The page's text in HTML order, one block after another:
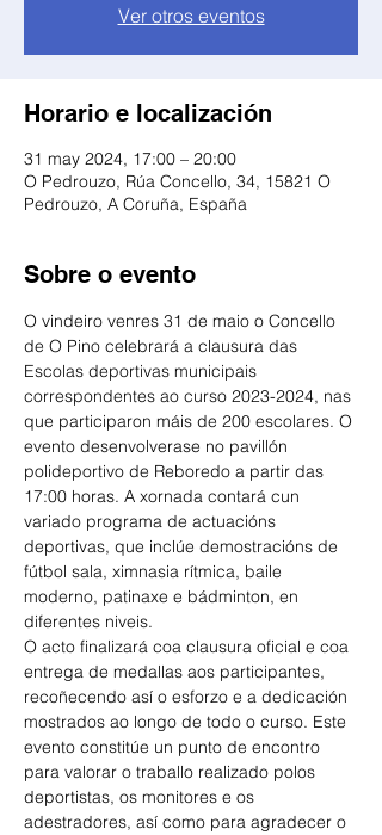
Ver otros eventos
Horario e localización
31 may 2024, 17:00 – 20:00
O Pedrouzo, Rúa Concello, 34, 15821 O
Pedrouzo, A Coruña, España
Sobre o evento
O vindeiro venres 31 de maio o Concello
de O Pino celebrará a clausura das
Escolas deportivas municipais
correspondentes ao curso 2023-2024, nas
que participaron máis de 200 escolares. O
evento desenvolverase no pavillón
polideportivo de Reboredo a partir das
17:00 horas. A xornada contará cun
variado programa de actuacións
deportivas, que inclúe demostracións de
fútbol sala, ximnasia rítmica, baile
moderno, patinaxe e bádminton, en
diferentes niveis.
O acto finalizará coa clausura oficial e coa
entrega de medallas aos participantes,
recoñecendo así o esforzo e a dedicación
mostrados ao longo de todo o curso. Este
evento constitúe un punto de encontro
para valorar o traballo realizado polos
deportistas, os monitores e os
adestradores, así como para agradecer o